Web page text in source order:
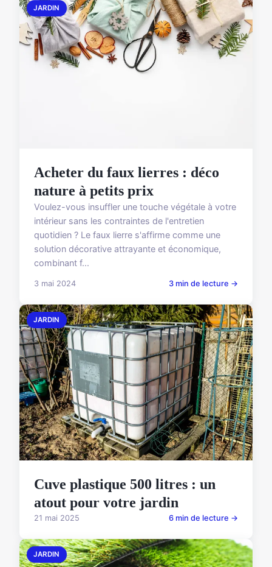
JARDIN
Acheter du faux lierres : déco
nature à petits prix
Voulez-vous insuffler une touche végétale à votre
intérieur sans les contraintes de l'entretien
quotidien ? Le faux lierre s'affirme comme une
solution décorative attrayante et économique,
combinant f...
3 mai 2024 3 min de lecture →
JARDIN
Cuve plastique 500 litres : un
atout pour votre jardin
21 mai 2025 6 min de lecture →
JARDIN